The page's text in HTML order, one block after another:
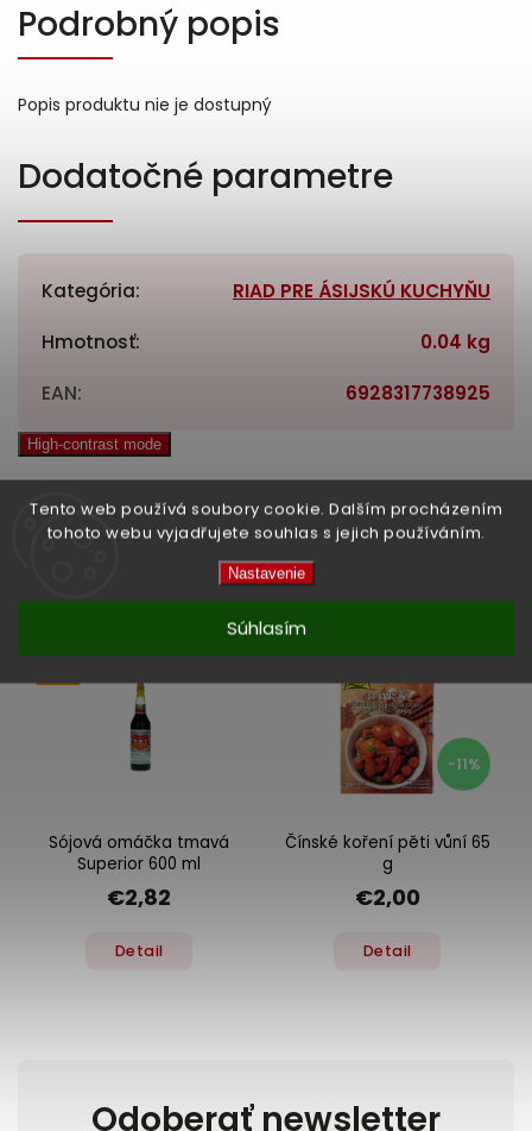
Tento web používá soubory cookie. Dalším procházením
tohoto webu vyjadřujete souhlas s jejich používáním.
Nastavenie
Súhlasím
Podrobný popis
Popis produktu nie je dostupný
Dodatočné parametre
Kategória: RIAD PRE ÁSIJSKÚ KUCHYŇU
Hmotnosť: 0.04 kg
EAN: 6928317738925
High-contrast mode
Související produkty:
Sójová omáčka tmavá
Superior 600 ml
€2,82
Detail
-11%
Čínské koření pěti vůní 65
g
€2,00
Detail
Odoberať newsletter